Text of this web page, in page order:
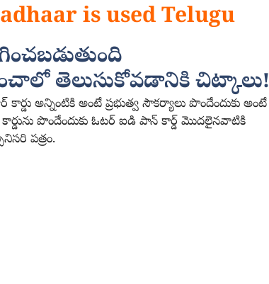
is used Telugu
తెలుసుకోవడానికి చిట్కాలు!
అన్నింటికి అంటే ప్రభుత్వ సౌకర్యాలు పొందేందుకు అంటే
పొందేందుకు ఓటర్ ఐడి పాన్ కార్డ్ మొదలైనవాటికి
పత్రం.